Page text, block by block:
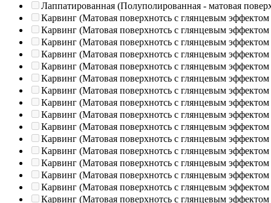
Лаппатированная (Полуполированная - матовая
Карвинг (Матовая поверхнотсь с глянцевым эффектом
Карвинг (Матовая поверхнотсь с глянцевым эффектом
Карвинг (Матовая поверхнотсь с глянцевым эффектом
Карвинг (Матовая поверхнотсь с глянцевым эффектом
Карвинг (Матовая поверхнотсь с глянцевым эффектом
Карвинг (Матовая поверхнотсь с глянцевым эффектом
Карвинг (Матовая поверхнотсь с глянцевым эффектом
Карвинг (Матовая поверхнотсь с глянцевым эффектом
Карвинг (Матовая поверхнотсь с глянцевым эффектом
Карвинг (Матовая поверхнотсь с глянцевым эффектом
Карвинг (Матовая поверхнотсь с глянцевым эффектом
Карвинг (Матовая поверхнотсь с глянцевым эффектом
Карвинг (Матовая поверхнотсь с глянцевым эффектом
Карвинг (Матовая поверхнотсь с глянцевым эффектом
Карвинг (Матовая поверхнотсь с глянцевым эффектом
Карвинг (Матовая поверхнотсь с глянцевым эффектом